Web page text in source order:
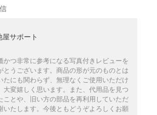
屋サポート
かつ非常に参考になる写真付きレビューを
とうございます。商品の形が元のものとは
たにも関わらず、無理なくご使用いただけ
大変嬉しく思います。また、代用品を見つ
ことや、旧い方の部品を再利用していただ
いたします。今後ともどうぞよろしくお願